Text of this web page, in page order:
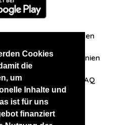
Cookies
die
um
Inhalte und
ist für uns
finanziert
Zuschriften/Erfahrungen
Datenschutzrichtlinien
auf FAQ
Websites